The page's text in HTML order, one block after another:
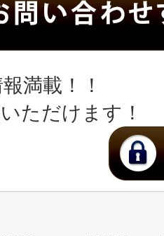
満載！！
ただけます！